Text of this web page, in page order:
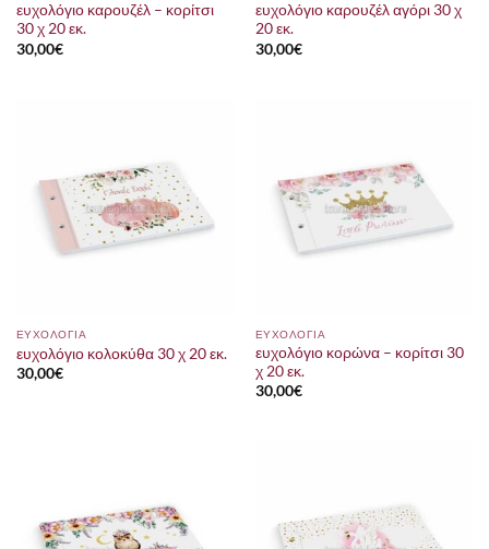
ευχολόγιο καρουζέλ – κορίτσι
30 χ 20 εκ.
30,00€
ευχολόγιο καρουζέλ αγόρι 30 χ
20 εκ.
30,00€
ΕΥΧΟΛΟΓΙΑ
ευχολόγιο κολοκύθα 30 χ 20 εκ.
30,00€
ΕΥΧΟΛΟΓΙΑ
ευχολόγιο κορώνα – κορίτσι 30
χ 20 εκ.
30,00€